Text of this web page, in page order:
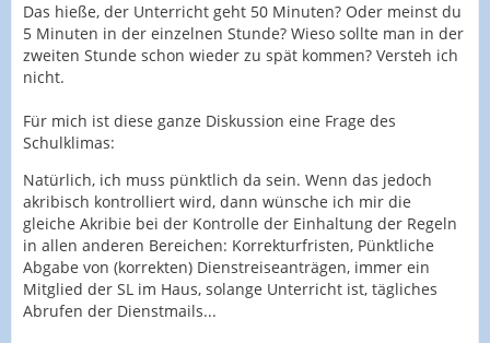
Das hieße, der Unterricht geht 50 Minuten? Oder meinst du
5 Minuten in der einzelnen Stunde? Wieso sollte man in der
zweiten Stunde schon wieder zu spät kommen? Versteh ich
nicht.
Für mich ist diese ganze Diskussion eine Frage des
Schulklimas:
Natürlich, ich muss pünktlich da sein. Wenn das jedoch
akribisch kontrolliert wird, dann wünsche ich mir die
gleiche Akribie bei der Kontrolle der Einhaltung der Regeln
in allen anderen Bereichen: Korrekturfristen, Pünktliche
Abgabe von (korrekten) Dienstreiseanträgen, immer ein
Mitglied der SL im Haus, solange Unterricht ist, tägliches
Abrufen der Dienstmails...